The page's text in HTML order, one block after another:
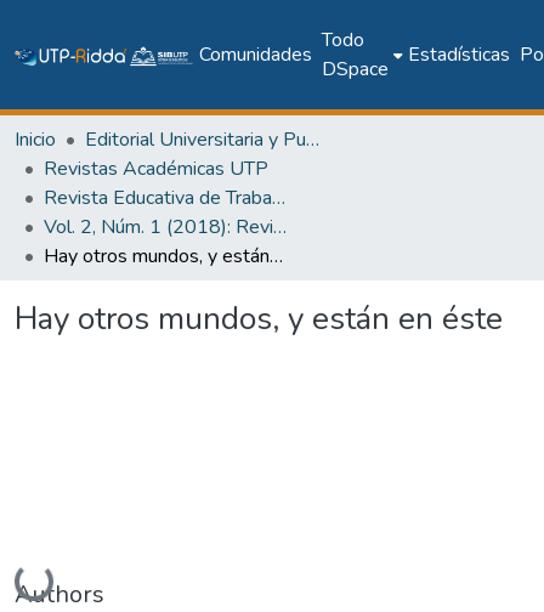
Comunidades
Todo
DSpace
Estadísticas
Inicio
Editorial Universitaria y Publicaciones Seriadas
Revistas Académicas UTP
Revista Educativa de Trabajos Orientados al Siglo XXI (RETOS XXI)
Vol. 2, Núm. 1 (2018): Revista RETO XXI - Discapacidad y Educación
Hay otros mundos, y están en éste
Hay otros mundos, y están en éste
Cargando...
Authors